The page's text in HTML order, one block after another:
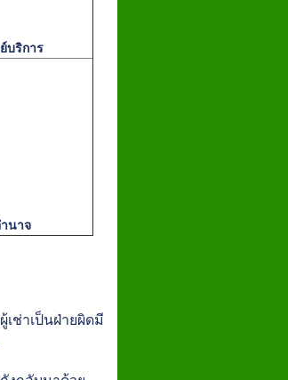
บริการ
นาจ
เช่าเป็นฝ่ายผิดมี